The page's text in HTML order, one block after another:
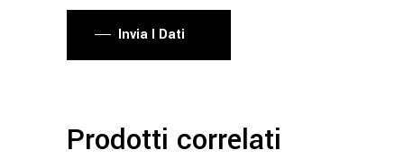
Invia I Dati
Prodotti correlati